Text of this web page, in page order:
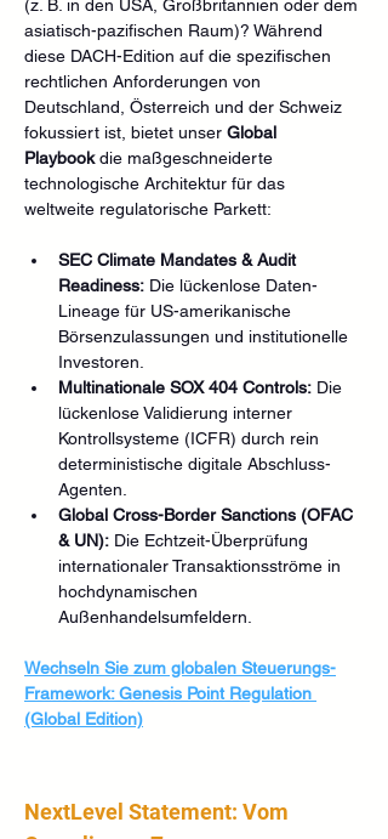
(z. B. in den USA, Großbritannien oder dem
asiatisch-pazifischen Raum)? Während
diese DACH-Edition auf die spezifischen
rechtlichen Anforderungen von
Deutschland, Österreich und der Schweiz
fokussiert ist, bietet unser Global
Playbook die maßgeschneiderte
technologische Architektur für das
weltweite regulatorische Parkett:
SEC Climate Mandates & Audit
Readiness: Die lückenlose Daten-
Lineage für US-amerikanische
Börsenzulassungen und institutionelle
Investoren.
Multinationale SOX 404 Controls: Die
lückenlose Validierung interner
Kontrollsysteme (ICFR) durch rein
deterministische digitale Abschluss-
Agenten.
Global Cross-Border Sanctions (OFAC
& UN): Die Echtzeit-Überprüfung
internationaler Transaktionsströme in
hochdynamischen
Außenhandelsumfeldern.
Wechseln Sie zum globalen Steuerungs-
Framework: Genesis Point Regulation
(Global Edition)
NextLevel Statement: Vom